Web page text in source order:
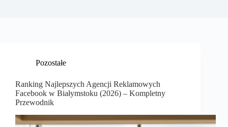
Pozostałe
Ranking Najlepszych Agencji Reklamowych
Facebook w Białymstoku (2026) – Kompletny
Przewodnik